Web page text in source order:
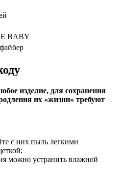
BABY
изделие, для сохранения
их «жизни» требуют
с них пыль легкими
можно устранить влажной